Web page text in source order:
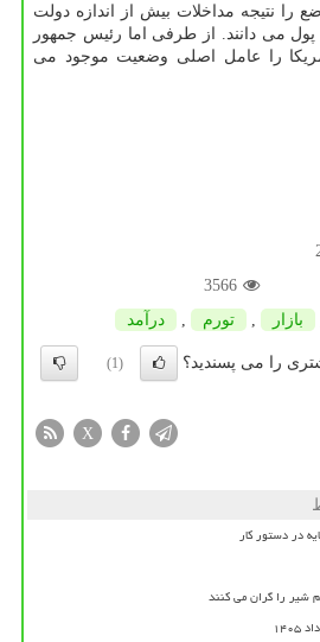
را نتیجه مداخلات بیش از اندازه دولت
می دانند. از طرفی اما رئیس جمهور
را عامل اصلی وضعیت موجود می
3566
بازار تورم درآمد
را می پسندید؟
(1)
X
در دستور کار
شیر را گران می کنند